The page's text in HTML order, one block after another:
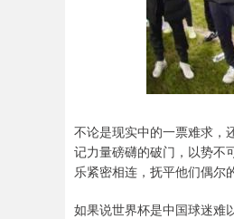
不论是现实中的一票难求，
记力量磅礴的破门，以势不
乐紧密相连，抚平他们偶尔
如果说世界杯是中国球迷难